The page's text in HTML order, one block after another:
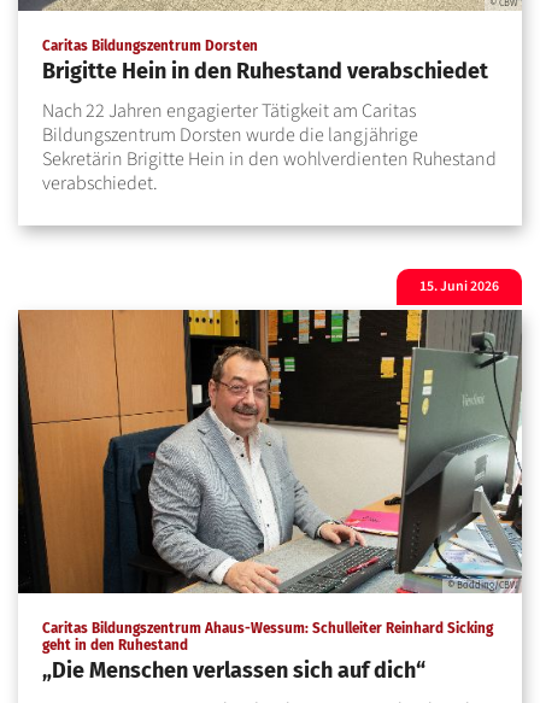
© CBW
Caritas Bildungszentrum Dorsten
Brigitte Hein in den Ruhestand verabschiedet
Nach 22 Jahren engagierter Tätigkeit am Caritas
Bildungszentrum Dorsten wurde die langjährige
Sekretärin Brigitte Hein in den wohlverdienten Ruhestand
verabschiedet.
© Bödding/CBW
Caritas Bildungszentrum Ahaus-Wessum: Schulleiter Reinhard Sicking
geht in den Ruhestand:
„Die Menschen verlassen sich auf dich“
15. Juni 2026